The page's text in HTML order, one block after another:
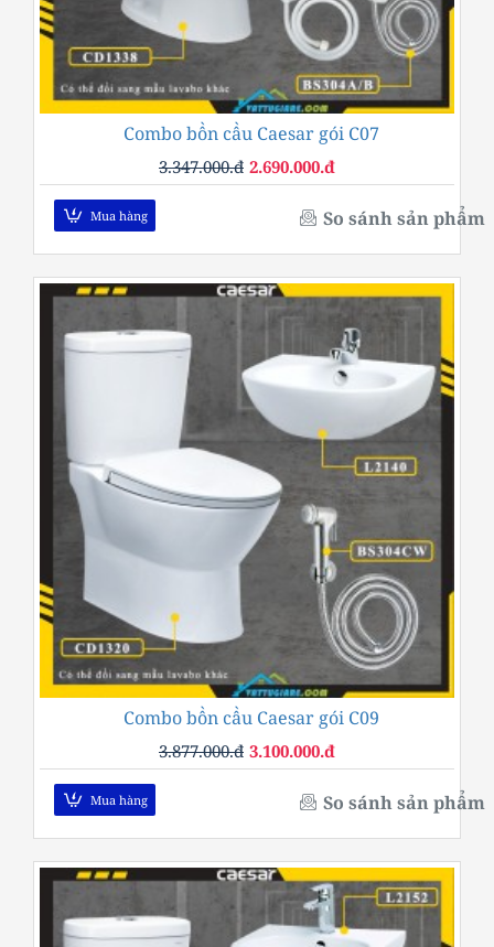
Combo bồn cầu Caesar gói C07
2.690.000.đ
3.347.000.đ
Mua hàng So sánh sản phẩm
Combo bồn cầu Caesar gói C09
3.100.000.đ
3.877.000.đ
Mua hàng So sánh sản phẩm